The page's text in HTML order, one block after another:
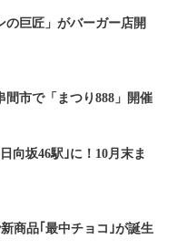
の巨匠」がバーガー店開
間市で「まつり888」開催
向坂46駅｣に！10月末ま
商品｢最中チョコ｣が誕生